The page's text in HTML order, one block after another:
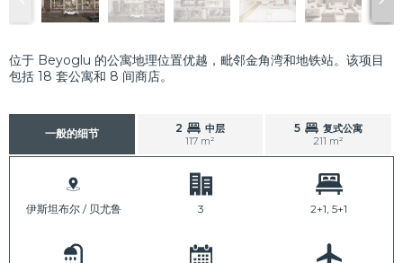
位于 Beyoglu 的公寓地理位置优越，毗邻金角湾和地铁站。该项目
包括 18 套公寓和 8 间商店。
一般的细节 2
中层
117 m²
5
复式公寓
211 m²
伊斯坦布尔 / 贝尤鲁 3 2+1, 5+1